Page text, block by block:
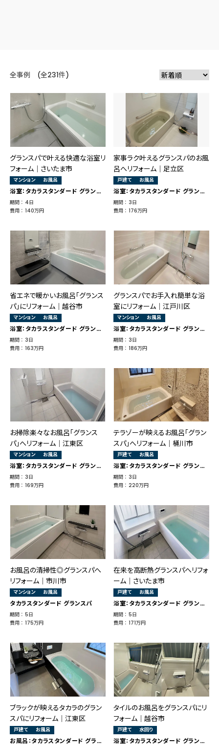
全事例 (全231件)
グランスパで叶える快適な浴室リ
フォーム｜さいたま市
マンション お風呂
浴室：タカラスタンダード グランスパ
期間 ： 4日
費用 ： 140万円
家事ラク叶えるグランスパのお風
呂へリフォーム｜足立区
戸建て お風呂
浴室：タカラスタンダード グランスパ
期間 ： 3日
費用 ： 176万円
省エネで暖かいお風呂「グランス
パ」にリフォーム｜越谷市
マンション お風呂
浴室：タカラスタンダード グランスパ
期間 ： 3日
費用 ： 163万円
グランスパでお手入れ簡単な浴
室にリフォーム｜江戸川区
マンション お風呂
浴室：タカラスタンダード グランスパ
期間 ： 3日
費用 ： 186万円
お掃除楽々なお風呂「グランス
パ」へリフォーム｜江東区
マンション お風呂
浴室：タカラスタンダード グランスパ
期間 ： 3日
費用 ： 169万円
テラゾーが映えるお風呂「グラン
スパ」へリフォーム｜桶川市
戸建て お風呂
浴室：タカラスタンダード グランスパ
期間 ： 3日
費用 ： 220万円
お風呂の清掃性◎グランスパへ
リフォーム｜市川市
マンション お風呂
タカラスタンダード グランスパ
期間 ： 5日
費用 ： 175万円
在来を高断熱グランスパへリフォ
ーム｜さいたま市
戸建て お風呂
浴室：タカラスタンダード グランスパ
期間 ： 5日
費用 ： 171万円
ブラックが映えるタカラのグラン
スパにリフォーム│江東区
戸建て お風呂
お風呂：タカラスタンダード グランスパ
タイルのお風呂をグランスパにリ
フォーム｜越谷市
戸建て 水回り
浴室：タカラスタンダード グランスパ